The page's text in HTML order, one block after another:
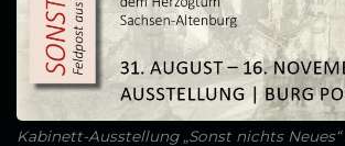
Kabinett-Ausstellung „Sonst nichts